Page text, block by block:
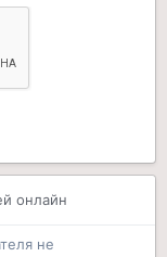
онлайн
не